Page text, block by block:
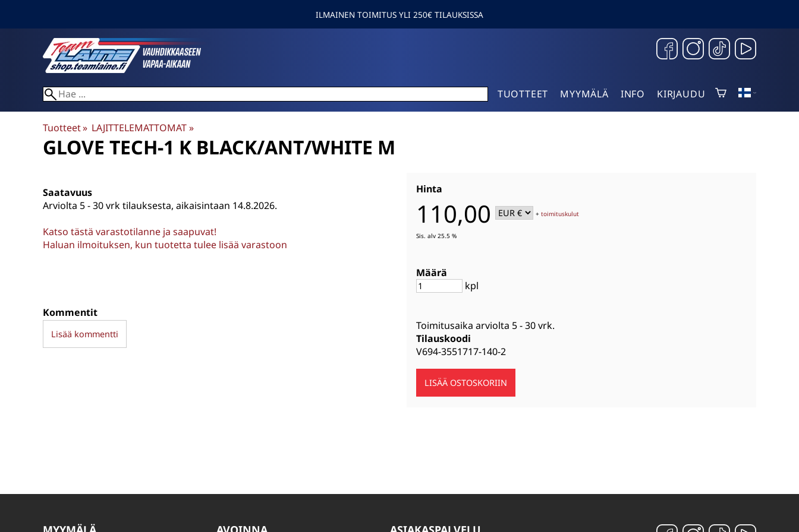
ILMAINEN TOIMITUS YLI 250€ TILAUKSISSA
TUOTTEET MYYMÄLÄ INFO KIRJAUDU
Tuotteet‪» LAJITTELEMATTOMAT‪»
GLOVE TECH-1 K BLACK/ANT/WHITE M
Hinta
110,00 +toimituskulut
Sis. alv 25.5 %
Määrä
kpl
Toimitusaika arviolta 5 - 30 vrk.
Tilauskoodi
V694-3551717-140-2
Saatavuus
Arviolta 5 - 30 vrk tilauksesta, aikaisintaan 14.8.2026.
Katso tästä varastotilanne ja saapuvat!
Haluan ilmoituksen, kun tuotetta tulee lisää varastoon
Kommentit
Lisää kommentti